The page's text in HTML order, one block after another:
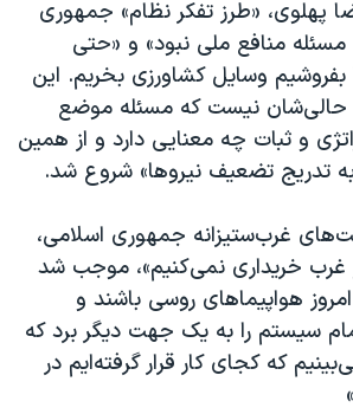
پهلوی، «طرز تفکر نظام» جمهوری
منافع ملی نبود» و «حتی
بفروشیم وسایل کشاورزی بخریم. این
نیست که مسئله موضع
و ثبات چه معنایی دارد و از همین
تدریج تضعیف نیروها» شروع شد.
غرب‌ستیزانه جمهوری اسلامی،
خریداری نمی‌کنیم»، موجب شد
هواپیماهای روسی باشند و
سیستم را به یک جهت دیگر برد که
که کجای کار قرار گرفته‌ایم در